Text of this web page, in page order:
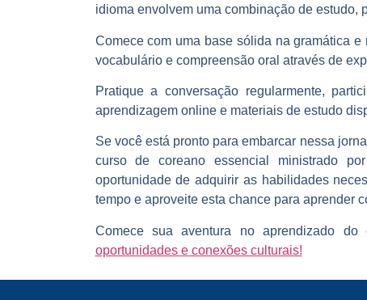
idioma envolvem uma combinação de estudo,
Comece com uma base sólida na gramática
vocabulário e compreensão oral através de
Pratique a conversação regularmente,
aprendizagem online e materiais de estudo
Se você está pronto para embarcar nessa
curso de coreano essencial ministrado
oportunidade deadquirir as habilidades
tempo e aproveite esta chance para aprender
Comece sua aventura no aprendizado do
oportunidades e conexões culturais!